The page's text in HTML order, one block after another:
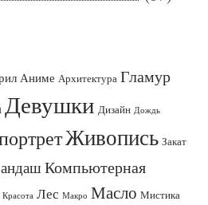
Аниме Архитектура Гламур
Девушки Дизайн Дождь
Живопись Закат
Компьютерная
Красота Лес Макро Масло Мистика